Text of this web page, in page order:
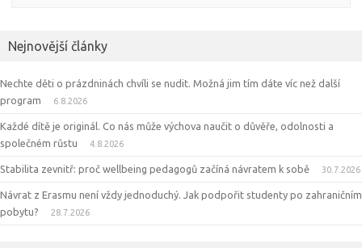
Nejnovější články
Nechte děti o prázdninách chvíli se nudit. Možná jim tím dáte víc než další
program
6.8.2026
Každé dítě je originál. Co nás může výchova naučit o důvěře, odolnosti a
společném růstu
4.8.2026
Stabilita zevnitř: proč wellbeing pedagogů začíná návratem k sobě 30.7.2026
Návrat z Erasmu není vždy jednoduchý. Jak podpořit studenty po zahraničním
pobytu?
28.7.2026